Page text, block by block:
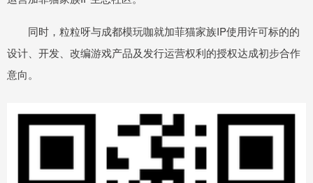
同时，粒粒呀与成都模玩咖就加菲猫家族IP使用许可标的的
设计、开发、改编游戏产品及发行运营权利的授权达成初步合作
意向。